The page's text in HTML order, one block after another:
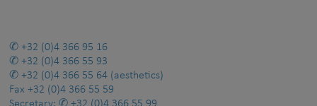
+32 (0)4 366 95 16
+32 (0)4 366 55 93
+32 (0)4 366 55 64 (aesthetics)
Fax +32 (0)4 366 55 59